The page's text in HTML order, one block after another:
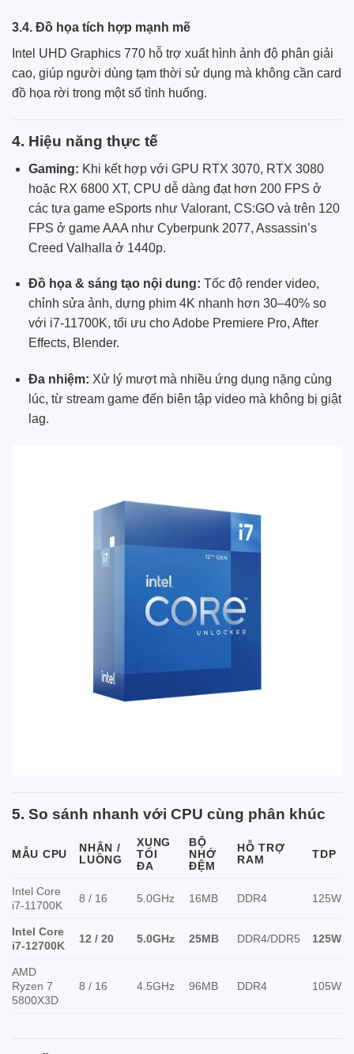
3.4. Đồ họa tích hợp mạnh mẽ
Intel UHD Graphics 770 hỗ trợ xuất hình ảnh độ phân giải
cao, giúp người dùng tạm thời sử dụng mà không cần card
đồ họa rời trong một số tình huống.
4. Hiệu năng thực tế
Gaming: Khi kết hợp với GPU RTX 3070, RTX 3080
hoặc RX 6800 XT, CPU dễ dàng đạt hơn 200 FPS ở
các tựa game eSports như Valorant, CS:GO và trên 120
FPS ở game AAA như Cyberpunk 2077, Assassin’s
Creed Valhalla ở 1440p.
Đồ họa & sáng tạo nội dung: Tốc độ render video,
chỉnh sửa ảnh, dựng phim 4K nhanh hơn 30–40% so
với i7-11700K, tối ưu cho Adobe Premiere Pro, After
Effects, Blender.
Đa nhiệm: Xử lý mượt mà nhiều ứng dụng nặng cùng
lúc, từ stream game đến biên tập video mà không bị giật
lag.
5. So sánh nhanh với CPU cùng phân khúc
MẪU CPU
NHÂN /
LUỒNG
XUNG
TỐI
ĐA
BỘ
NHỚ
ĐỆM
HỖ TRỢ
RAM
TDP
Intel Core
i7-11700K
8 / 16 5.0GHz 16MB DDR4 125W
Intel Core
i7-12700K
12 / 20 5.0GHz 25MB DDR4/DDR5 125W
AMD
Ryzen 7
5800X3D
8 / 16 4.5GHz 96MB DDR4 105W